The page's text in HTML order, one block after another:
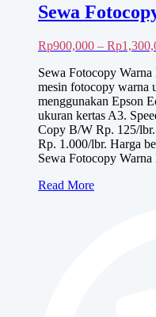
Sewa
Rp900,000 – Rp
Sewa Fotocopy
mesin fotocopy warna
menggunakan Epson
ukuran kertas A3.
Copy B/W Rp. 125/
Rp. 1.000/lbr. Harga
Sewa Fotocopy
Sewa
Read More